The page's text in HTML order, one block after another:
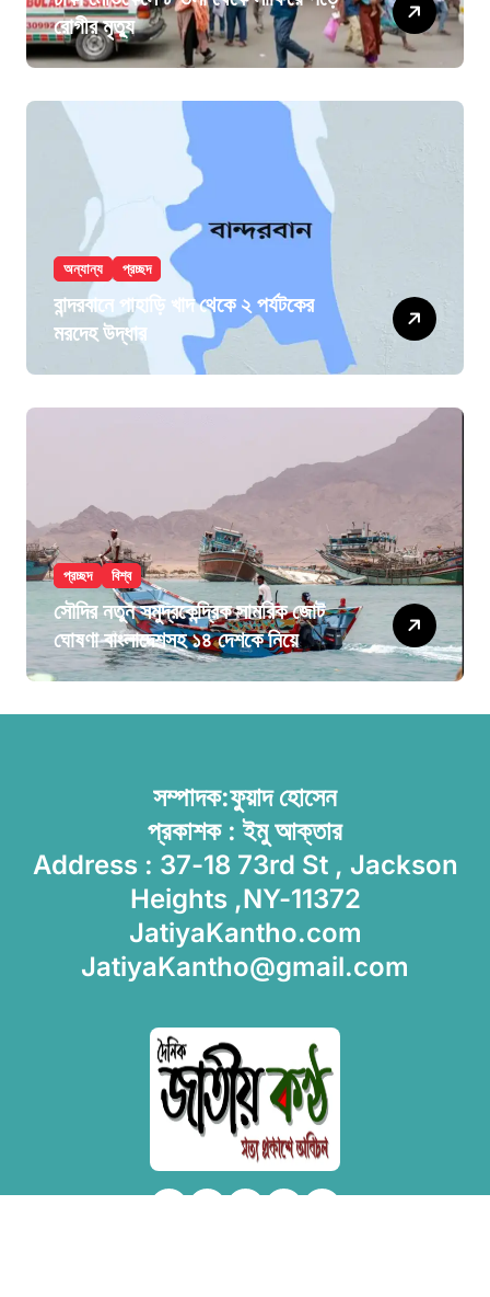
রোগীর মৃত্যু
অন্যান্য প্রচ্ছদ
বান্দরবানে পাহাড়ি খাদ থেকে ২ পর্যটকের
মরদেহ উদ্ধার
প্রচ্ছদ বিশ্ব
সৌদির নতুন সমুদ্রকেন্দ্রিক সামরিক জোট
ঘোষণা বাংলাদেশসহ ১৪ দেশকে নিয়ে
সম্পাদক:ফুয়াদ হোসেন
প্রকাশক : ইমু আক্তার
Address : 37-18 73rd St , Jackson
Heights ,NY-11372
JatiyaKantho.com
JatiyaKantho@gmail.com